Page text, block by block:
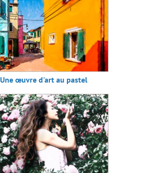
Une œuvre d'art au pastel